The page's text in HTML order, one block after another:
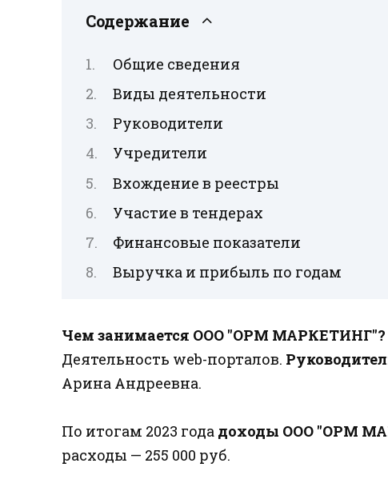
Содержание
Общие сведения
Виды деятельности
Руководители
Учредители
Вхождение в реестры
Участие в тендерах
Финансовые показатели
Выручка и прибыль по годам
Чем занимается ООО "ОРМ МАРКЕТИНГ"?
Деятельность web-порталов.
Арина Андреевна.
По итогам 2023 года доходы ООО "ОРМ
расходы — 255 000 руб.